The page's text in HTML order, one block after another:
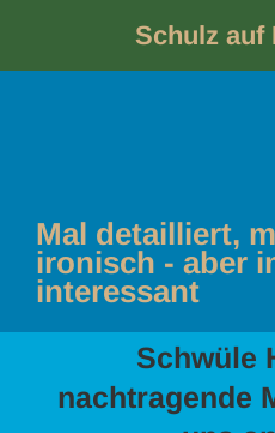
Schulz auf
Mal detailliert,
ironisch - aber
interessant
Schwüle
nachtragende